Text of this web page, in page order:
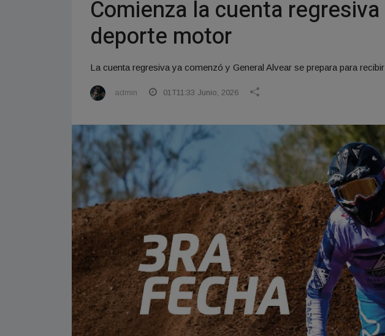
Comienza la cuenta
deporte motor
La cuenta regresiva ya comenzó y General Alvear se prepara para
admin 01T11:33 Junio, 2026